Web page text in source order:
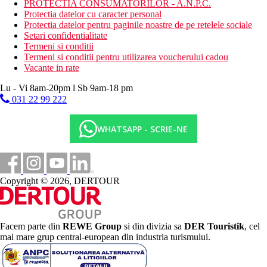
PROTECTIA CONSUMATORILOR - A.N.P.C.
Protectia datelor cu caracter personal
Protectia datelor pentru paginile noastre de pe retelele sociale
Setari confidentialitate
Termeni si conditii
Termeni si conditii pentru utilizarea voucherului cadou
Vacante in rate
Lu - Vi 8am-20pm l Sb 9am-18 pm
031 22 99 222
WHATSAPP - SCRIE-NE
Copyright © 2026, DERTOUR
Facem parte din REWE Group si din divizia sa DER Touristik, cel
mai mare grup central-european din industria turismului.